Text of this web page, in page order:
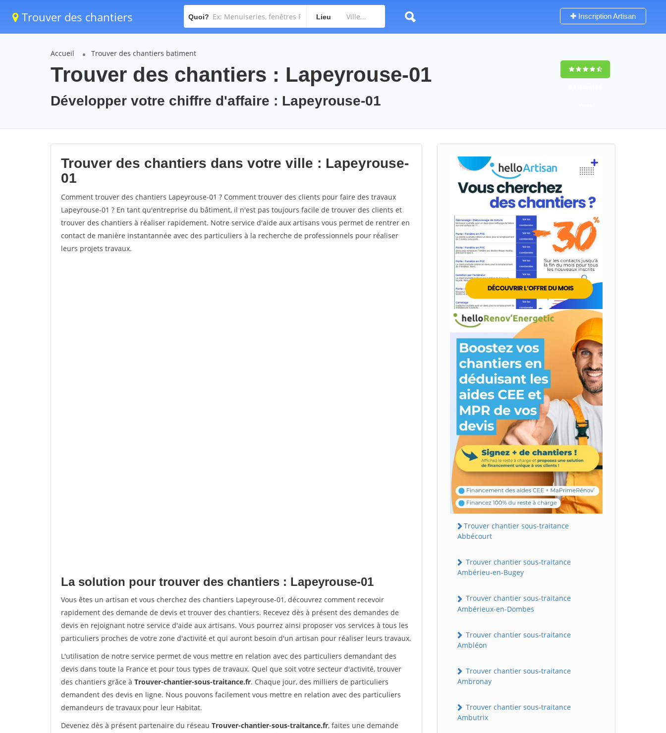
Trouver des chantiers Quoi? Lieu Inscription Artisan
Accueil Trouver des chantiers batiment
Trouver des chantiers : Lapeyrouse-01
Développer votre chiffre d'affaire : Lapeyrouse-01
Trouver des chantiers dans votre ville : Lapeyrouse-
01
Comment trouver des chantiers Lapeyrouse-01 ? Comment trouver des clients pour faire des travaux
Lapeyrouse-01 ? En tant qu'entreprise du bâtiment, il n'est pas toujours facile de trouver des clients et
trouver des chantiers à réaliser rapidement. Notre service d'aide aux artisans vous permet de rentrer en
contact de manière instantannée avec des particuliers à la recherche de professionnels pour réaliser
leurs projets travaux.
La solution pour trouver des chantiers : Lapeyrouse-01
Vous êtes un artisan et vous cherchez des chantiers Lapeyrouse-01, découvrez comment recevoir
rapidement des demande de devis et trouver des chantiers. Recevez dès à présent des demandes de
devis en rejoignant notre service d'aide aux artisans. Vous pourrez ainsi proposer vos services à tous les
particuliers proches de votre zone d'activité et qui auront besoin d'un artisan pour réaliser leurs travaux.
L'utilisation de notre service permet de vous mettre en relation avec des particuliers demandant des
devis dans toute la France et pour tous types de travaux. Quel que soit votre secteur d'activité, trouver
des chantiers grâce à Trouver-chantier-sous-traitance.fr. Chaque jour, des milliers de particuliers
demandent des devis en ligne. Nous pouvons facilement vous mettre en relation avec des particuliers
demandeurs de travaux pour leur Habitat.
Devenez dès à présent partenaire du réseau Trouver-chantier-sous-traitance.fr, faites une demande
Trouver chantier sous-traitance
Abbécourt
Trouver chantier sous-traitance
Ambérieu-en-Bugey
Trouver chantier sous-traitance
Ambérieux-en-Dombes
Trouver chantier sous-traitance
Ambléon
Trouver chantier sous-traitance
Ambronay
Trouver chantier sous-traitance
Ambutrix